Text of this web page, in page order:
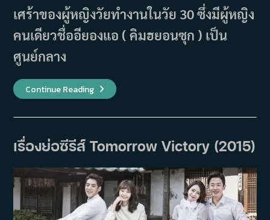
เศร้าของผู้หญิงวัยทำงานในวัย 30 ซึ่งมีผู้หญิง
คนเดียวชื่ออียองแอ ( คิมฮยอนซุก ) เป็น
ศูนย์กลาง
Continue Readingเรื่อง
ย่อ
Ugly
A
S14
(2015)
เรื่องย่อซีรีส์ Tomorrow Victory (2015)